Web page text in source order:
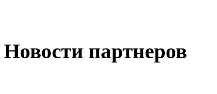
Новости партнеров